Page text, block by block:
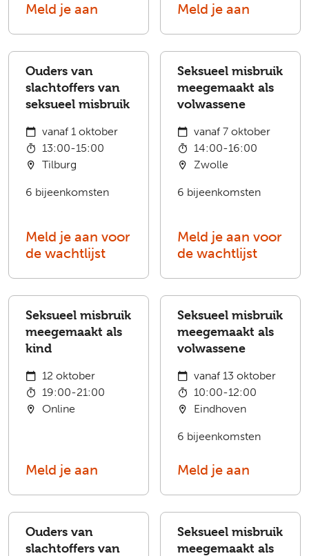
Meld je aan Meld je aan
Ouders van
slachtoffers van
seksueel misbruik
vanaf 1 oktober
13:00-15:00
Tilburg
6 bijeenkomsten
Meld je aan voor
de wachtlijst
Seksueel misbruik
meegemaakt als
volwassene
vanaf 7 oktober
14:00-16:00
Zwolle
6 bijeenkomsten
Meld je aan voor
de wachtlijst
Seksueel misbruik
meegemaakt als
kind
12 oktober
19:00-21:00
Online
Meld je aan
Seksueel misbruik
meegemaakt als
volwassene
vanaf 13 oktober
10:00-12:00
Eindhoven
6 bijeenkomsten
Meld je aan
Ouders van
slachtoffers van
Seksueel misbruik
meegemaakt als